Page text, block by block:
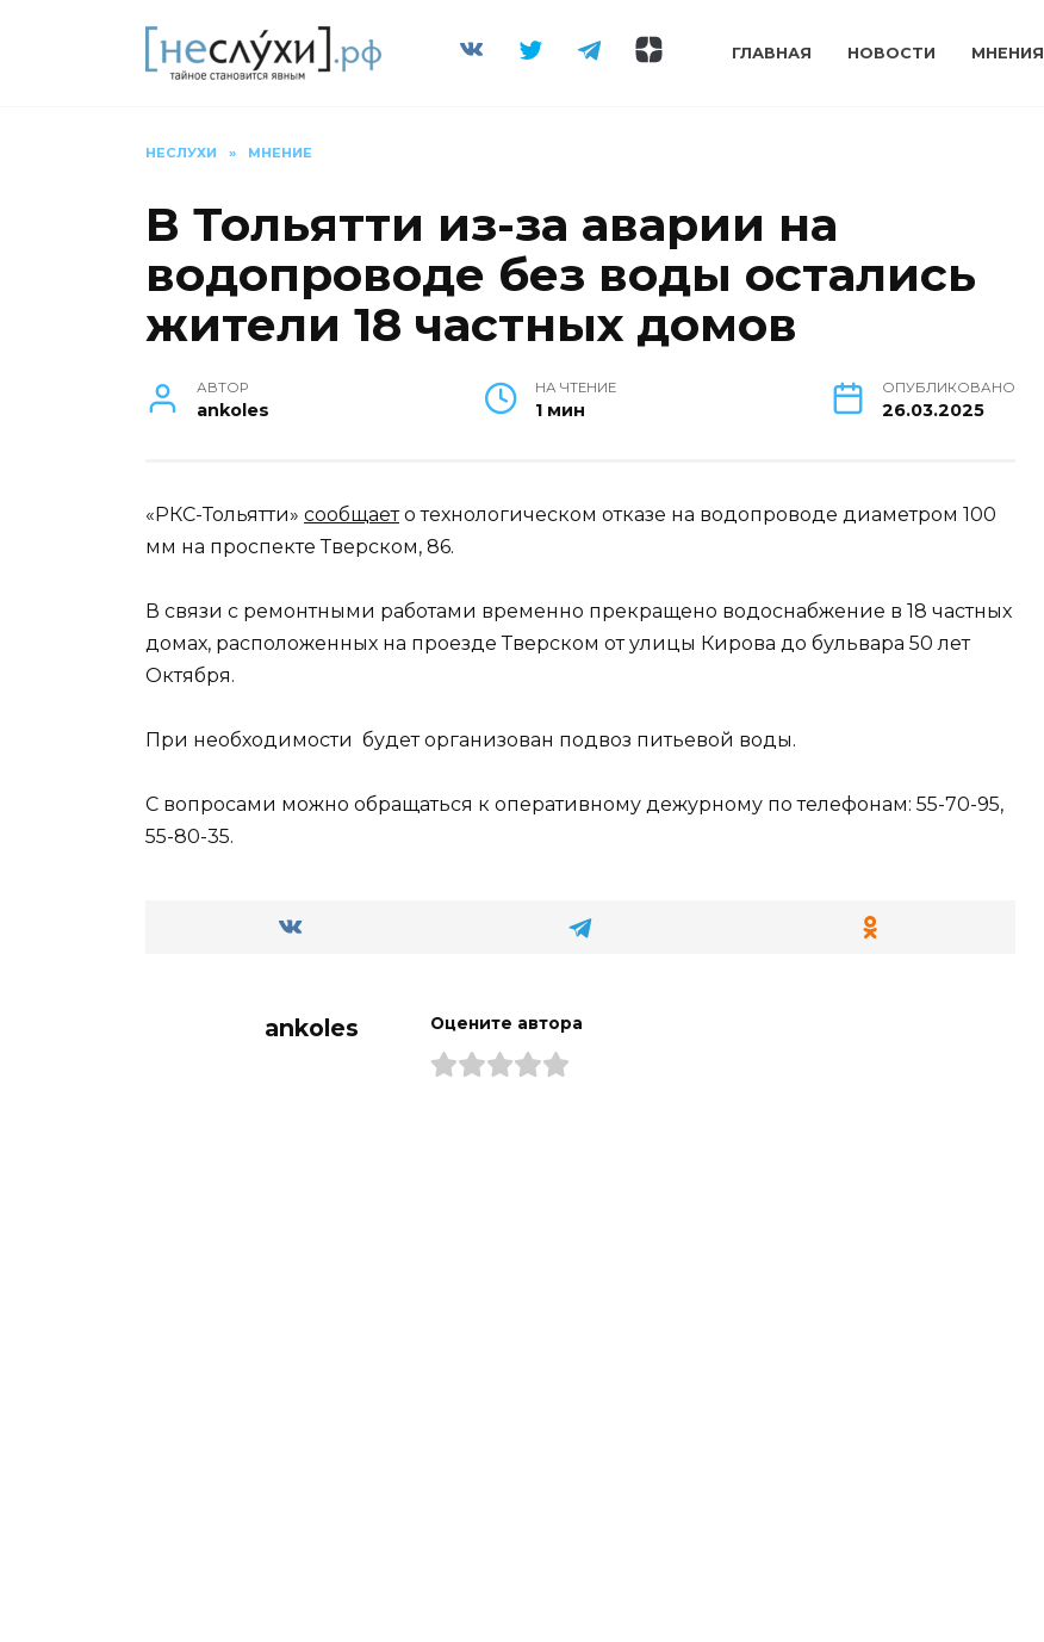
ГЛАВНАЯ НОВОСТИ МНЕНИЯ
НЕСЛУХИ » МНЕНИЕ
В Тольятти из-за аварии на
водопроводе без воды остались
жители 18 частных домов
АВТОР
ankoles
НА ЧТЕНИЕ
1 мин
ОПУБЛИКОВАНО
26.03.2025
«РКС-Тольятти» сообщаето технологическом отказе на водопроводе диаметром 100
мм на проспекте Тверском, 86.
В связи с ремонтными работами временно прекращено водоснабжение в 18 частных
домах, расположенных на проезде Тверском от улицы Кирова до бульвара 50 лет
Октября.
При необходимости будет организован подвоз питьевой воды.
С вопросами можно обращаться к оперативному дежурному по телефонам: 55-70-95,
55-80-35.
ankoles Оцените автора